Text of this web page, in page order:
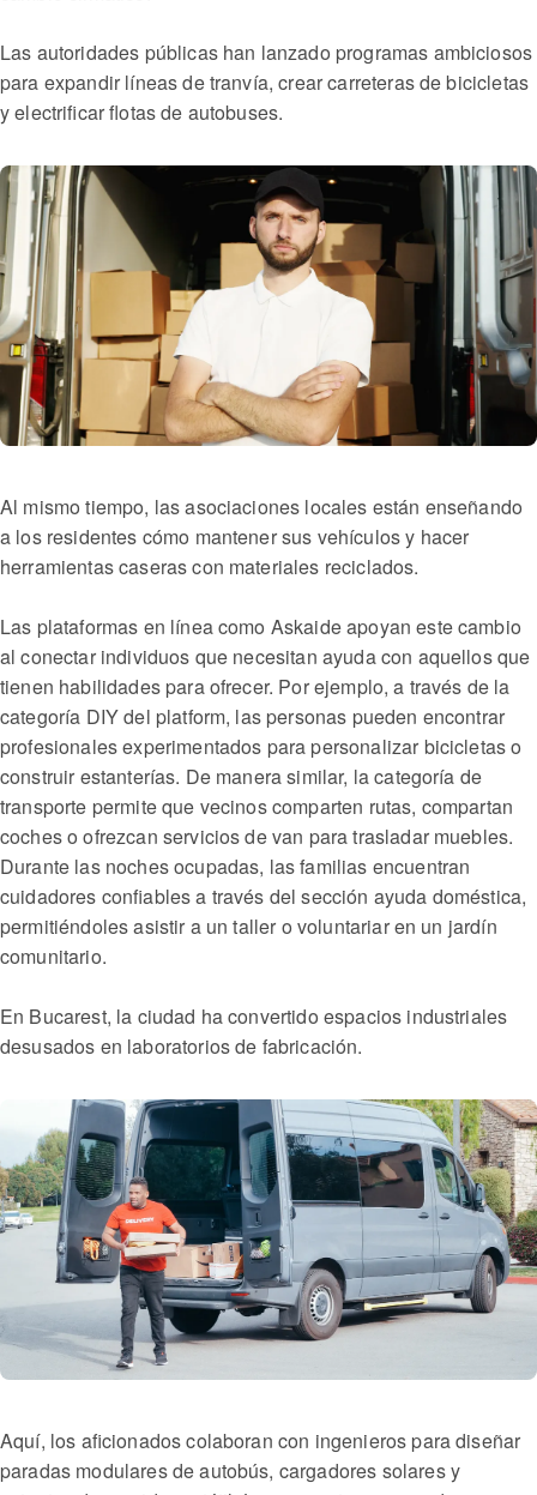
Las autoridades públicas han lanzado programas ambiciosos
para expandir líneas de tranvía, crear carreteras de bicicletas
y electrificar flotas de autobuses.
Al mismo tiempo, las asociaciones locales están enseñando
a los residentes cómo mantener sus vehículos y hacer
herramientas caseras con materiales reciclados.
Las plataformas en línea como Askaide apoyan este cambio
al conectar individuos que necesitan ayuda con aquellos que
tienen habilidades para ofrecer. Por ejemplo, a través de la
categoría DIY del platform, las personas pueden encontrar
profesionales experimentados para personalizar bicicletas o
construir estanterías. De manera similar, la categoría de
transporte permite que vecinos comparten rutas, compartan
coches o ofrezcan servicios de van para trasladar muebles.
Durante las noches ocupadas, las familias encuentran
cuidadores confiables a través del sección ayuda doméstica,
permitiéndoles asistir a un taller o voluntariar en un jardín
comunitario.
En Bucarest, la ciudad ha convertido espacios industriales
desusados en laboratorios de fabricación.
Aquí, los aficionados colaboran con ingenieros para diseñar
paradas modulares de autobús, cargadores solares y